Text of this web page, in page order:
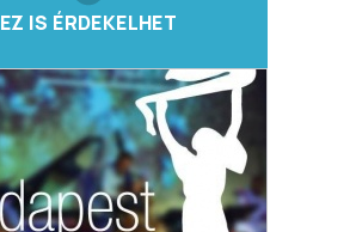
EZ IS ÉRDEKELHET